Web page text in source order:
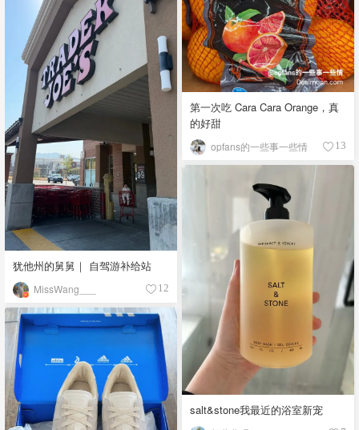
第一次吃 Cara Cara Orange，真
的好甜
opfans的一些事一些情 13
犹他州的舅舅｜ 自驾游补给站
MissWang___ 12
salt&stone我最近的浴室新宠